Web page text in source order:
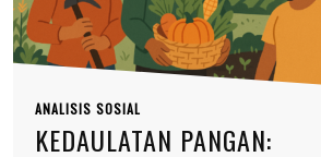
ANALISIS SOSIAL
KEDAULATAN PANGAN: